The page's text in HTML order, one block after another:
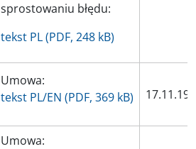
sprostowaniu błędu:
tekst PL (PDF, 248 kB)
Umowa:
tekst PL/EN (PDF, 369 kB)
Umowa: